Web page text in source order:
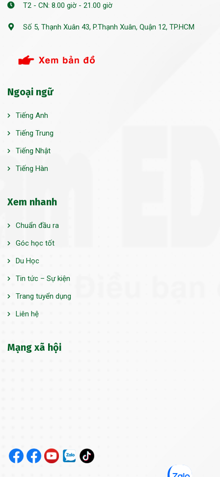
T2 - CN: 8.00 giờ - 21.00 giờ
Số 5, Thạnh Xuân 43, P.Thạnh Xuân, Quận 12, TP.HCM
Ngoại ngữ
Tiếng Anh
Tiếng Trung
Tiếng Nhật
Tiếng Hàn
Xem nhanh
Chuẩn đầu ra
Góc học tốt
Du Học
Tin tức – Sự kiện
Trang tuyển dụng
Liên hệ
Mạng xã hội